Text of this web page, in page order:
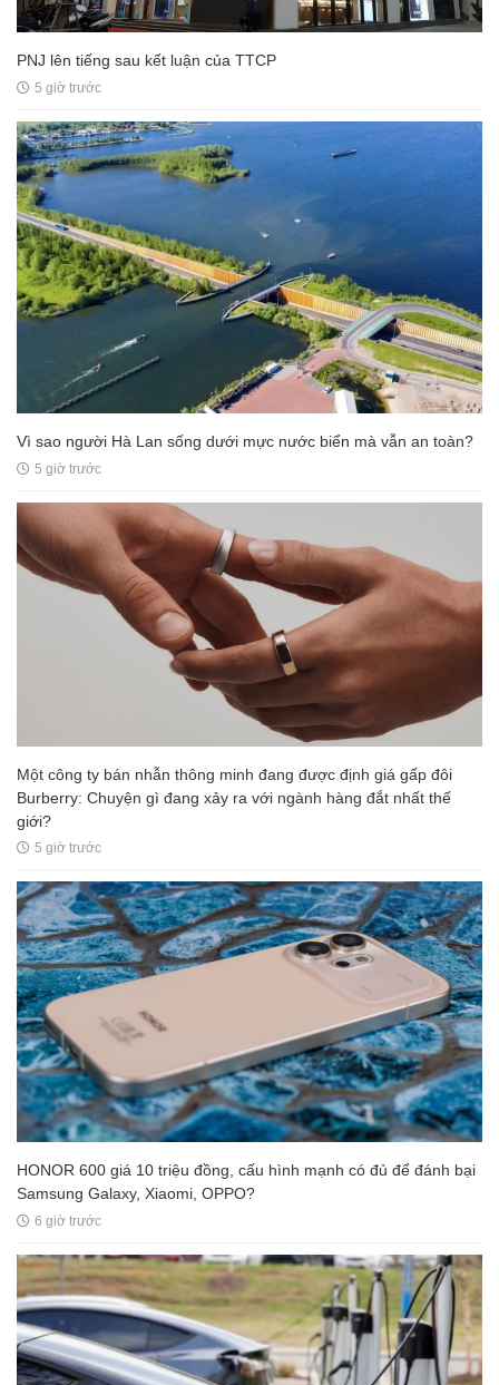
PNJ lên tiếng sau kết luận của TTCP
5 giờ trước
Vì sao người Hà Lan sống dưới mực nước biển mà vẫn an toàn?
5 giờ trước
Một công ty bán nhẫn thông minh đang được định giá gấp đôi
Burberry: Chuyện gì đang xảy ra với ngành hàng đắt nhất thế
giới?
5 giờ trước
HONOR 600 giá 10 triệu đồng, cấu hình mạnh có đủ để đánh bại
Samsung Galaxy, Xiaomi, OPPO?
6 giờ trước